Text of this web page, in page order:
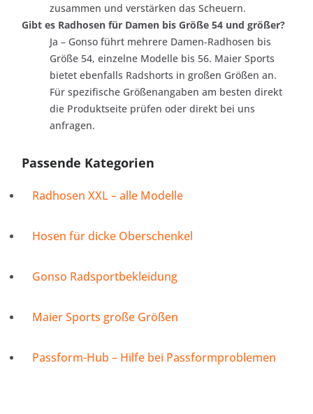
zusammen und verstärken das Scheuern.
Gibt es Radhosen für Damen bis Größe 54 und größer?
Ja – Gonso führt mehrere Damen-Radhosen bis
Größe 54, einzelne Modelle bis 56. Maier Sports
bietet ebenfalls Radshorts in großen Größen an.
Für spezifische Größenangaben am besten direkt
die Produktseite prüfen oder direkt bei uns
anfragen.
Passende Kategorien
Radhosen XXL – alle Modelle
Hosen für dicke Oberschenkel
Gonso Radsportbekleidung
Maier Sports große Größen
Passform-Hub – Hilfe bei Passformproblemen